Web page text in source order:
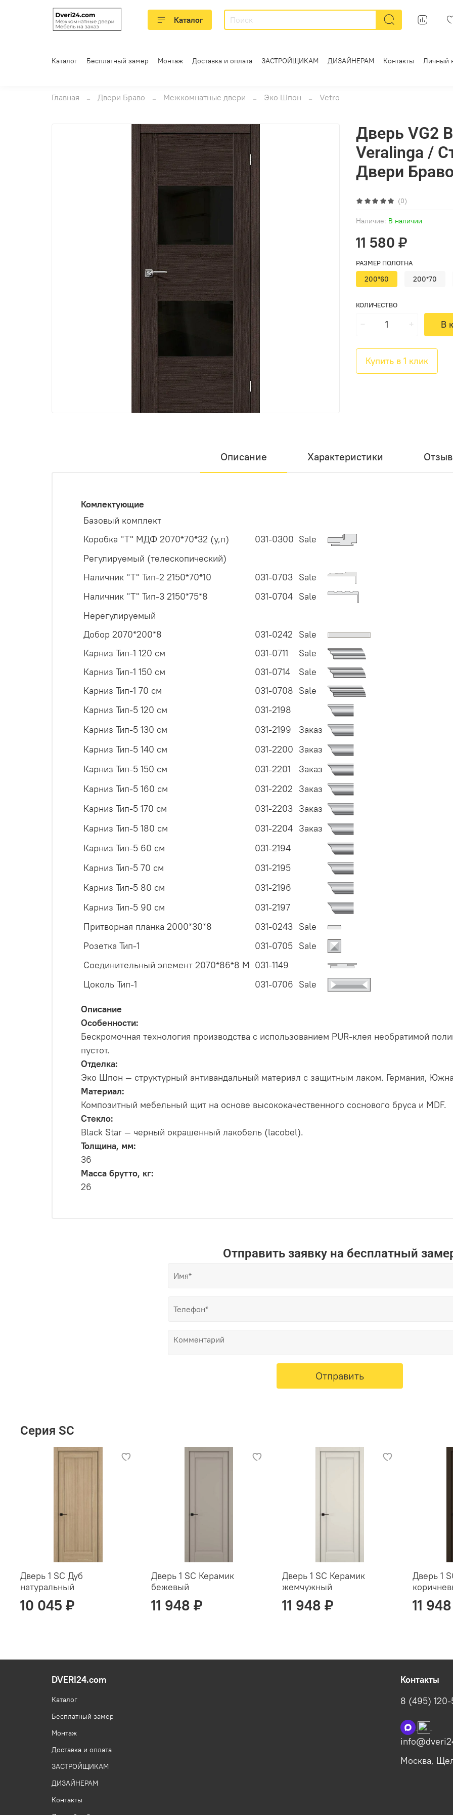
Каталог
Каталог Бесплатный замер Монтаж Доставка и оплата ЗАСТРОЙЩИКАМ ДИЗАЙНЕРАМ Контакты Личный
Главная Двери Браво Межкомнатные двери Эко Шпон Vetro
(0)
Наличие: В наличии
Дверь VG2
Veralinga /
Двери
11 580 ₽
КОЛИЧЕСТВО
В
Купить в 1 клик
РАЗМЕР ПОЛОТНА
200*60 200*70
Описание Характеристики
Комлектующие
Базовый комплект
Коробка "Т" МДФ 2070*70*32 (у,п)
031-0300 Sale
Регулируемый (телескопический)
Наличник "Т" Тип-2 2150*70*10
031-0703 Sale
Наличник "Т" Тип-3 2150*75*8
031-0704 Sale
Нерегулируемый
Добор 2070*200*8
031-0242
Sale
Карниз Тип-1 120 см
031-0711
Sale
Карниз Тип-1 150 см
031-0714
Sale
Карниз Тип-1 70 см
031-0708 Sale
Карниз Тип-5 120 см
031-2198
Карниз Тип-5 130 см
031-2199
Заказ
Карниз Тип-5 140 см
031-2200 Заказ
Карниз Тип-5 150 см
031-2201
Заказ
Карниз Тип-5 160 см
031-2202
Заказ
Карниз Тип-5 170 см
031-2203 Заказ
Карниз Тип-5 180 см
031-2204 Заказ
Карниз Тип-5 60 см
031-2194
Карниз Тип-5 70 см
031-2195
Карниз Тип-5 80 см
031-2196
Карниз Тип-5 90 см
031-2197
Притворная планка 2000*30*8
031-0243 Sale
Розетка Тип-1
031-0705 Sale
Соединительный элемент 2070*86*8 M 031-1149
Цоколь Тип-1
031-0706 Sale
Описание
Особенности:
Бескромочная технология производства с использованием PUR-клея необратимой
пустот.
Отделка:
Эко Шпон — структурный антивандальный материал с защитным лаком. Германия,
Материал:
Композитный мебельный щит на основе высококачественного соснового бруса и MDF.
Стекло:
Black Star — черный окрашенный лакобель (lacobel).
Толщина, мм:
36
Масса брутто, кг:
26
Отправить заявку на бесплатный
Отправить
Серия SC
Дверь 1 SC Дуб
натуральный
10 045 ₽
Дверь 1 SC Керамик
бежевый
11 948 ₽
Дверь 1 SC Керамик
жемчужный
11 948 ₽
Дверь 1
11
DVERI24.com
Каталог
Бесплатный замер
Монтаж
Доставка и оплата
ЗАСТРОЙЩИКАМ
ДИЗАЙНЕРАМ
Контакты
Контакты
8 (495)
Москва,